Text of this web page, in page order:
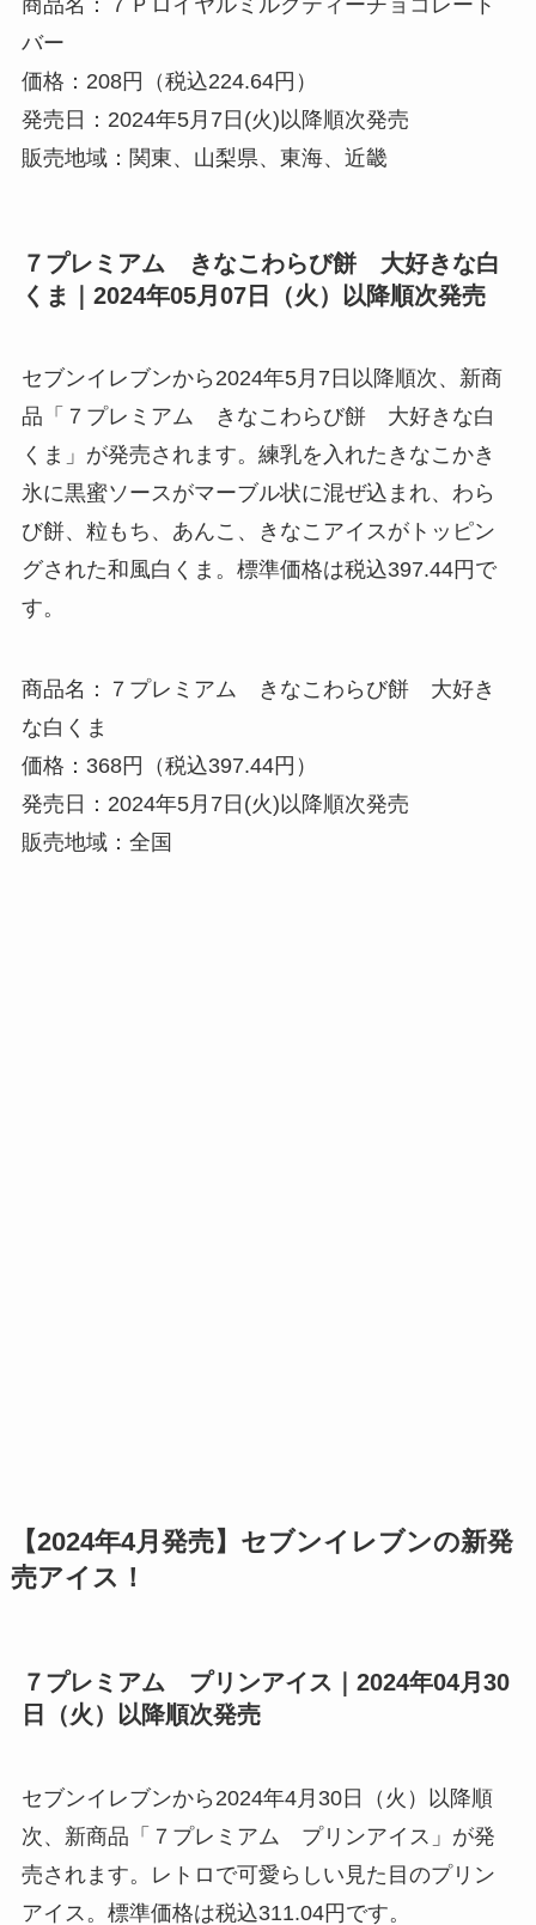
バー
価格：208円（税込224.64円）
発売日：2024年5月7日(火)以降順次発売
販売地域：関東、山梨県、東海、近畿
７プレミアム きなこわらび餅 大好きな白
くま｜2024年05月07日（火）以降順次発売
セブンイレブンから2024年5月7日以降順次、新商
品「７プレミアム きなこわらび餅 大好きな白
くま」が発売されます。練乳を入れたきなこかき
氷に黒蜜ソースがマーブル状に混ぜ込まれ、わら
び餅、粒もち、あんこ、きなこアイスがトッピン
グされた和風白くま。標準価格は税込397.44円で
す。
商品名：７プレミアム きなこわらび餅 大好き
な白くま
価格：368円（税込397.44円）
発売日：2024年5月7日(火)以降順次発売
販売地域：全国
【2024年4月発売】セブンイレブンの新発
売アイス！
７プレミアム プリンアイス｜2024年04月30
日（火）以降順次発売
セブンイレブンから2024年4月30日（火）以降順
次、新商品「７プレミアム プリンアイス」が発
売されます。レトロで可愛らしい見た目のプリン
アイス。標準価格は税込311.04円です。